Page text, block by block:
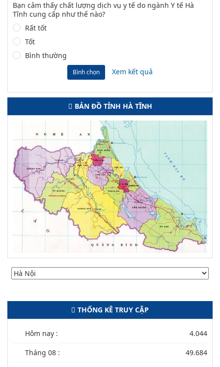
Bạn cảm thấy chất lượng dịch vụ y tế do ngành Y tế Hà
Tĩnh cung cấp như thế nào?
Rất tốt
Tốt
Bình thường
Bình chọn Xem kết quả
BẢN ĐỒ TỈNH HÀ TĨNH
THỐNG KÊ TRUY CẬP
Hôm nay : 4.044
Tháng 08 : 49.684